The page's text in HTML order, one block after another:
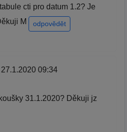
cti pro datum 1.2? Je
M
odpovědět
09:34
31.1.2020? Děkuji jz